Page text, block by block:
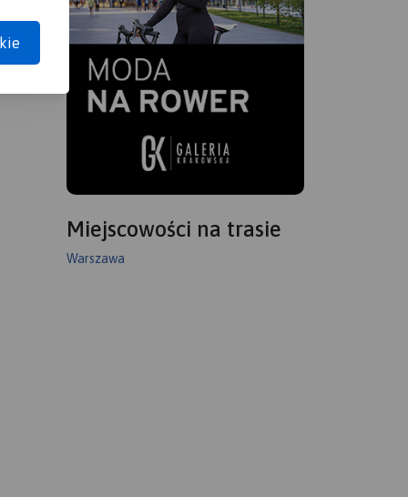
Miejscowości na trasie
Warszawa